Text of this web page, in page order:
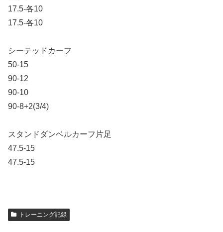
17.5-各10
17.5-各10
シーテッドカーフ
50-15
90-12
90-10
90-8+2(3/4)
スタンドダンベルカーフ片足
47.5-15
47.5-15
トレーニング記録